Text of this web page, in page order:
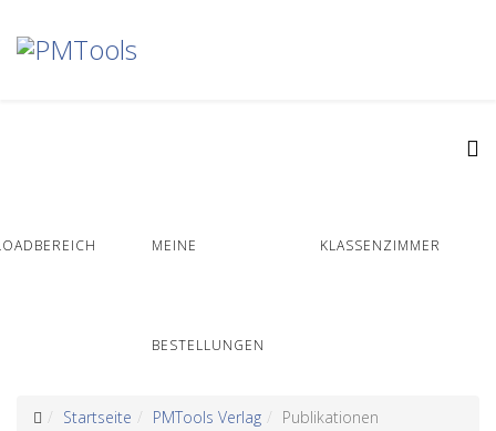
MEINE
BESTELLUNGEN
KLASSENZIMMER
Startseite PMTools Verlag Publikationen